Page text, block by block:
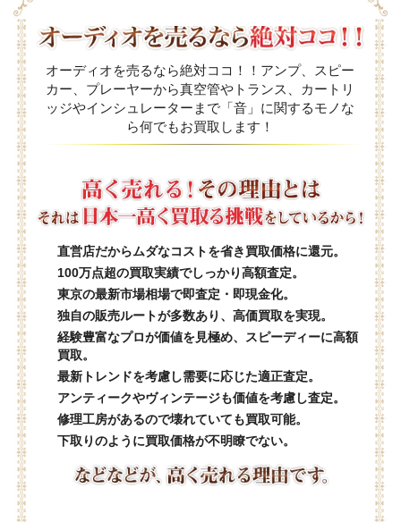
オーディオを売るなら絶対ココ！！アンプ、スピー
カー、プレーヤーから真空管やトランス、カートリ
ッジやインシュレーターまで「音」に関するモノな
ら何でもお買取します！
直営店だからムダなコストを省き買取価格に還元。
100万点超の買取実績でしっかり高額査定。
東京の最新市場相場で即査定・即現金化。
独自の販売ルートが多数あり、高価買取を実現。
経験豊富なプロが価値を見極め、スピーディーに高額
買取。
最新トレンドを考慮し需要に応じた適正査定。
アンティークやヴィンテージも価値を考慮し査定。
修理工房があるので壊れていても買取可能。
下取りのように買取価格が不明瞭でない。